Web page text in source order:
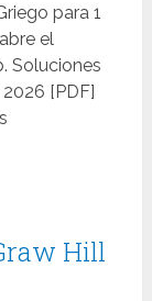
para 1
el
Soluciones
[PDF]
Hill